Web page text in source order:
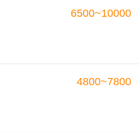
6500~10000
4800~7800